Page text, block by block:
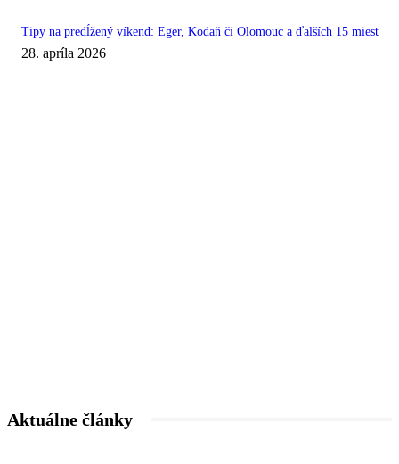
Tipy na predĺžený víkend: Eger, Kodaň či Olomouc a ďalších 15 miest
28. apríla 2026
Aktuálne články